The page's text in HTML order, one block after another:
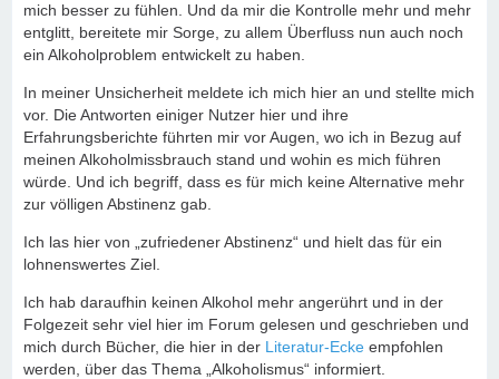
mich besser zu fühlen. Und da mir die Kontrolle mehr und mehr
entglitt, bereitete mir Sorge, zu allem Überfluss nun auch noch
ein Alkoholproblem entwickelt zu haben.
In meiner Unsicherheit meldete ich mich hier an und stellte mich
vor. Die Antworten einiger Nutzer hier und ihre
Erfahrungsberichte führten mir vor Augen, wo ich in Bezug auf
meinen Alkoholmissbrauch stand und wohin es mich führen
würde. Und ich begriff, dass es für mich keine Alternative mehr
zur völligen Abstinenz gab.
Ich las hier von „zufriedener Abstinenz“ und hielt das für ein
lohnenswertes Ziel.
Ich hab daraufhin keinen Alkohol mehr angerührt und in der
Folgezeit sehr viel hier im Forum gelesen und geschrieben und
mich durch Bücher, die hier in der Literatur-Ecke empfohlen
werden, über das Thema „Alkoholismus“ informiert.